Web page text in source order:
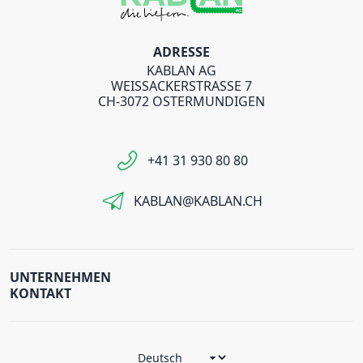
ADRESSE
KABLAN AG
WEISSACKERSTRASSE 7
CH-3072 OSTERMUNDIGEN
+41 31 930 80 80
KABLAN@KABLAN.CH
UNTERNEHMEN
KONTAKT